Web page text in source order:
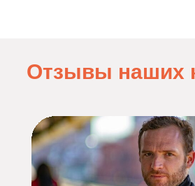
Отзывы наших